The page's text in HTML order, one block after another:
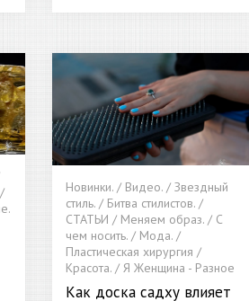
Новинки. / Видео. / Звездный
стиль. / Битва стилистов. /
СТАТЬИ / Меняем образ. / С
чем носить. / Мода. /
Пластическая хирургия /
Красота. / Я Женщина - Разное
Как доска садху влияет